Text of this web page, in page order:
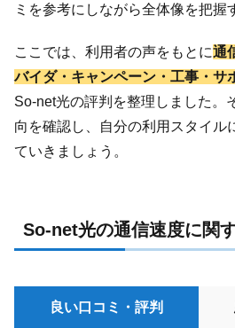
ミを参考にしながら全体像を把握
ここでは、利用者の声をもとに通
バイダ・キャンペーン・工事・サ
So-net光の評判を整理しました。
向を確認し、自分の利用スタイル
ていきましょう。
So-net光の通信速度に関
良い口コミ・評判